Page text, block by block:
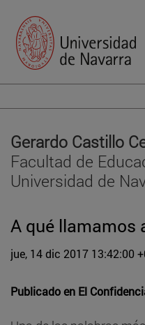
Gerardo Castillo
Facultad de
Universidad de
A qué llamamos
jue, 14 dic 2017 13:42:00
Publicado en El